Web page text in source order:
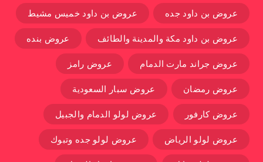
عروض بن داود جده عروض بن داود خميس مشيط
عروض بن داود مكة والمدينة والطائف عروض بنده
عروض جراند مارت الدمام عروض رامز
عروض رمضان عروض سبار السعودية
عروض كارفور عروض لولو الدمام والجبيل
عروض لولو الرياض عروض لولو جده وتبوك